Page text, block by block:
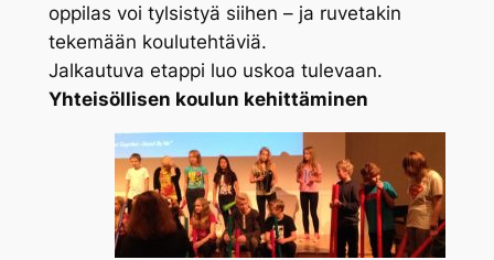
oppilas voi tylsistyä siihen – ja ruvetakin
tekemään koulutehtäviä.
Jalkautuva etappi luo uskoa tulevaan.
Yhteisöllisen koulun kehittäminen